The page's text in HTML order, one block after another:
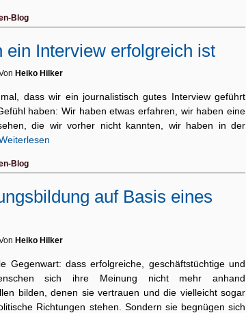
Blog
ein Interview erfolgreich ist
Heiko Hilker
dass wir ein journalistisch gutes Interview geführt
haben: Wir haben etwas erfahren, wir haben eine
die wir vorher nicht kannten, wir haben in der
Blog
auf Basis eines
Heiko Hilker
Gegenwart: dass erfolgreiche, geschäftstüchtige und
sich ihre Meinung nicht mehr anhand
bilden, denen sie vertrauen und die vielleicht sogar
Richtungen stehen. Sondern sie begnügen sich